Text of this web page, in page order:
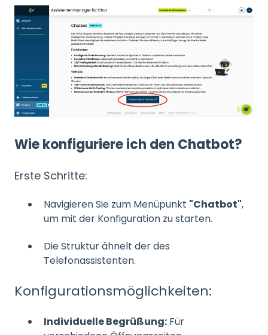
Wie konfiguriere ich den Chatbot?
Erste Schritte:
Navigieren Sie zum Menüpunkt "Chatbot",
um mit der Konfiguration zu starten.
Die Struktur ähnelt der des
Telefonassistenten.
Konfigurationsmöglichkeiten:
Individuelle Begrüßung: Für